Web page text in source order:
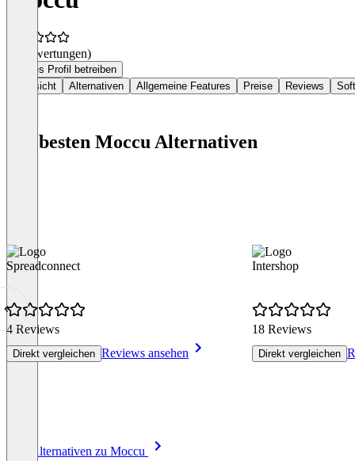
(0 Bewertungen)
Dieses Profil betreiben
Übersicht
Alternativen Allgemeine Features Preise Reviews
Die besten Moccu Alternativen
Spreadconnect
4 Reviews
Direkt vergleichen Reviews ansehen
Intershop
18 Reviews
Direkt vergleichen
Alle Alternativen zu Moccu